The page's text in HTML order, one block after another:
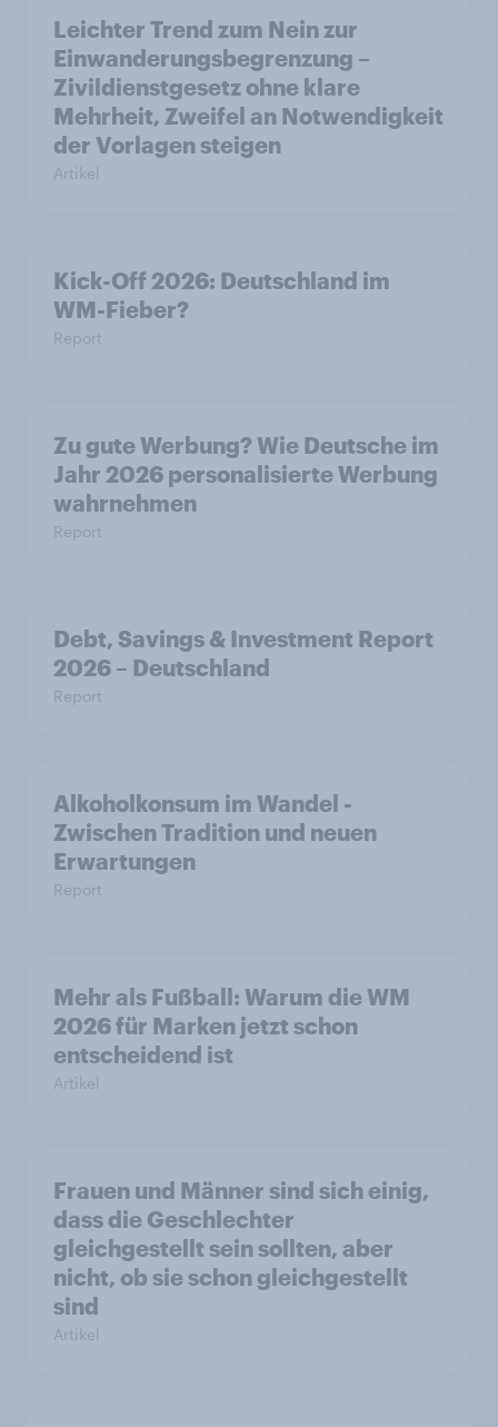
Leichter Trend zum Nein zur
Einwanderungsbegrenzung –
Zivildienstgesetz ohne klare
Mehrheit, Zweifel an Notwendigkeit
der Vorlagen steigen
Artikel
Kick-Off 2026: Deutschland im
WM-Fieber?
Report
Zu gute Werbung? Wie Deutsche im
Jahr 2026 personalisierte Werbung
wahrnehmen
Report
Debt, Savings & Investment Report
2026 – Deutschland
Report
Alkoholkonsum im Wandel​ -
Zwischen Tradition und neuen
Erwartungen
Report
Mehr als Fußball: Warum die WM
2026 für Marken jetzt schon
entscheidend ist
Artikel
Frauen und Männer sind sich einig,
dass die Geschlechter
gleichgestellt sein sollten, aber
nicht, ob sie schon gleichgestellt
sind
Artikel